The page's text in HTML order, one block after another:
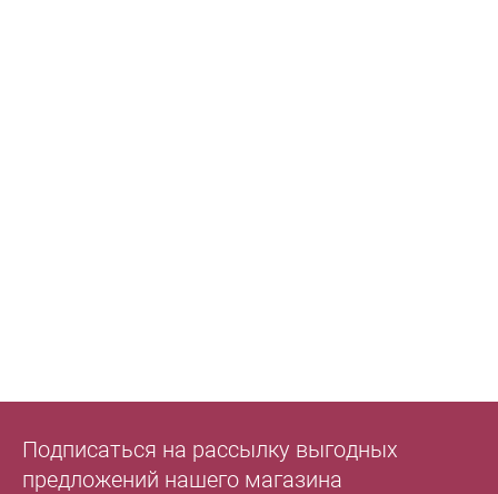
Подписаться на рассылку выгодных
предложений нашего магазина